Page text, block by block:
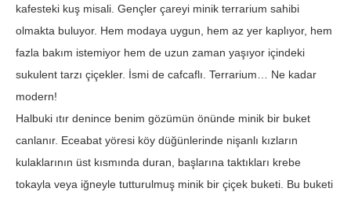
kafesteki kuş misali. Gençler çareyi minik terrarium sahibi
olmakta buluyor. Hem modaya uygun, hem az yer kaplıyor, hem
fazla bakım istemiyor hem de uzun zaman yaşıyor içindeki
sukulent tarzı çiçekler. İsmi de cafcaflı. Terrarium… Ne kadar
modern!
Halbuki ıtır denince benim gözümün önünde minik bir buket
canlanır. Eceabat yöresi köy düğünlerinde nişanlı kızların
kulaklarının üst kısmında duran, başlarına taktıkları krebe
tokayla veya iğneyle tutturulmuş minik bir çiçek buketi. Bu buketi